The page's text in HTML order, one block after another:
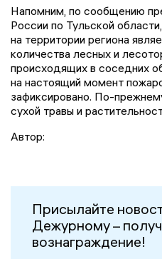
Напомним, по сообщению
России по Тульской
на территории региона
количества лесных и
происходящих в соседних
на настоящий момент
зафиксировано. По-
сухой травы и
Автор:
Присылайте
Дежурному –
вознаграждение!